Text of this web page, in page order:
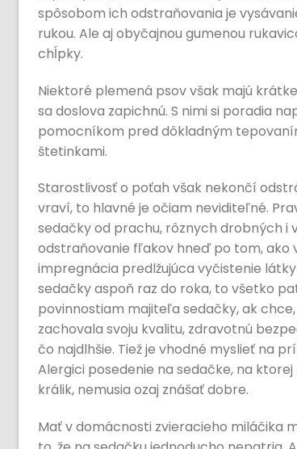
spôsobom ich odstraňovania je
rukou. Ale aj obyčajnou gumenou
chĺpky.
Niektoré plemená psov však majú
sa doslova zapichnú. S nimi si poradia
pomocníkom pred dôkladným
štetinkami.
Starostlivosť o poťah však nekončí
vraví, to hlavné je očiam neviditeľné.
sedačky od prachu, rôznych drobných i
odstraňovanie fľakov hneď po tom, ako
impregnácia predlžujúca vyčistenie
sedačky aspoň raz do roka, to všetko
povinnostiam majiteľa sedačky, ak
zachovala svoju kvalitu, zdravotnú
čo najdlhšie. Tiež je vhodné myslieť na
Alergici posedenie na sedačke, na ktorej
králik, nemusia ozaj znášať dobre.
Mať v domácnosti zvieracieho miláčika